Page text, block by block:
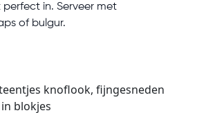
perfect in. Serveer met
of bulgur.
knoflook, fijngesneden
in blokjes